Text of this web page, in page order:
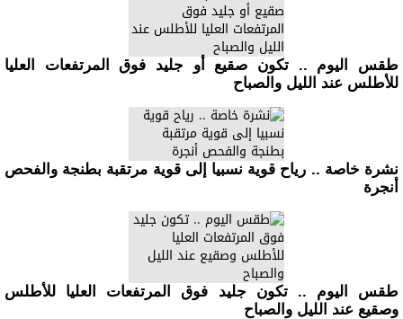
طقس اليوم .. تكون صقيع أو جليد فوق المرتفعات العليا
للأطلس عند الليل والصباح
نشرة خاصة .. رياح قوية نسبيا إلى قوية مرتقبة بطنجة والفحص
أنجرة
طقس اليوم .. تكون جليد فوق المرتفعات العليا للأطلس
وصقيع عند الليل والصباح